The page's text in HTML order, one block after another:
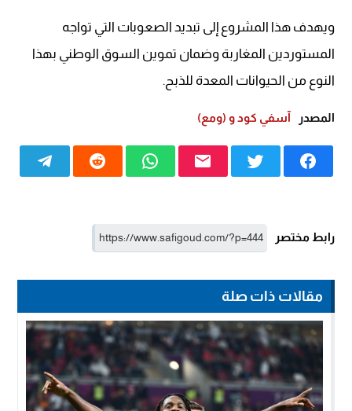
ويهدف هذا المشروع إلى تبديد الصعوبات التي تواجه
المستوردين المغاربة وضمان تموين السوق الوطني بهذا
النوع من الحيوانات المعدة للذبح.
المصدر آسفي كود و (ومع)
رابط مختصر
مقالات ذات صلة